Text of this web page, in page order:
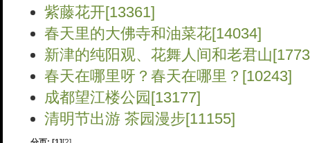
紫藤花开[13361]
春天里的大佛寺和油菜花[14034]
新津的纯阳观、花舞人间和老君山
春天在哪里呀？春天在哪里？[10243]
成都望江楼公园[13177]
清明节出游 茶园漫步[11155]